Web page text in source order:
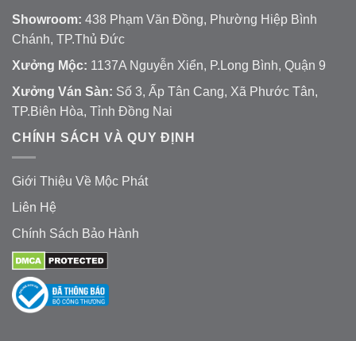
Showroom: 438 Phạm Văn Đồng, Phường Hiệp Bình
Chánh, TP.Thủ Đức
Xưởng Mộc: 1137A Nguyễn Xiển, P.Long Bình, Quận 9
Xưởng Ván Sàn: Số 3, Ấp Tân Cang, Xã Phước Tân,
TP.Biên Hòa, Tỉnh Đồng Nai
CHÍNH SÁCH VÀ QUY ĐỊNH
Giới Thiệu Về Mộc Phát
Liên Hệ
Chính Sách Bảo Hành